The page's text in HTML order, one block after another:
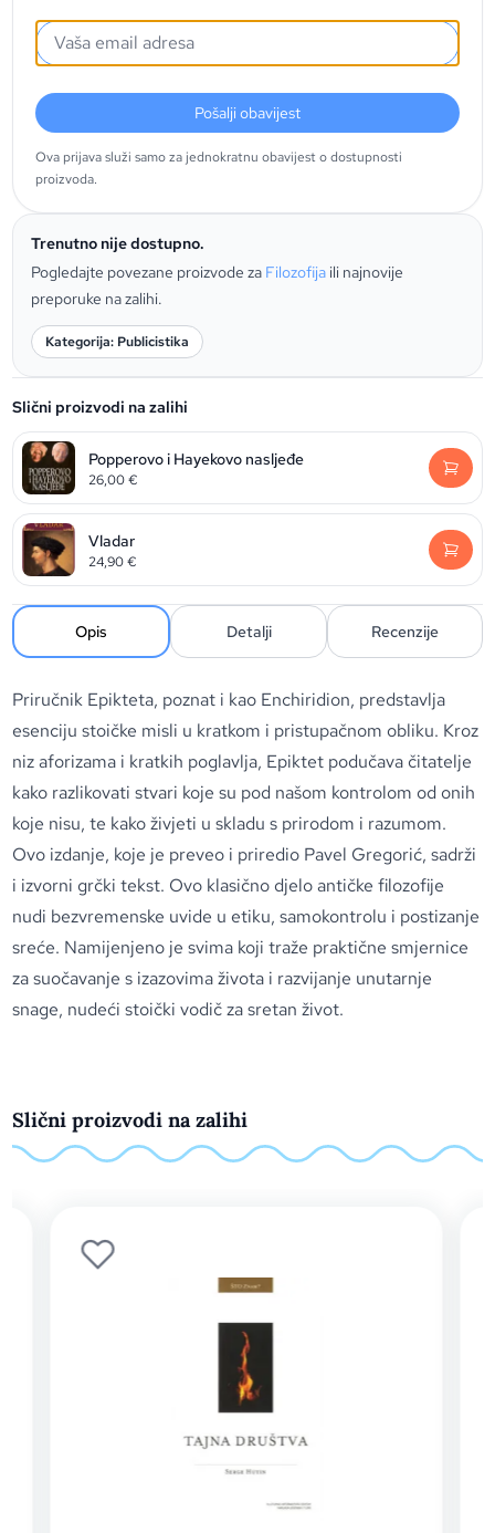
Pošalji obavijest
Ova prijava služi samo za jednokratnu obavijest o dostupnosti
proizvoda.
Trenutno nije dostupno.
Pogledajte povezane proizvode za Filozofija ili najnovije
preporuke na zalihi.
Kategorija: Publicistika
Slični proizvodi na zalihi
Popperovo i Hayekovo nasljeđe
26,00€
Vladar
24,90€
Opis Detalji Recenzije
Priručnik Epikteta, poznat i kao Enchiridion, predstavlja
esenciju stoičke misli u kratkom i pristupačnom obliku. Kroz
niz aforizama i kratkih poglavlja, Epiktet podučava čitatelje
kako razlikovati stvari koje su pod našom kontrolom od onih
koje nisu, te kako živjeti u skladu s prirodom i razumom.
Ovo izdanje, koje je preveo i priredio Pavel Gregorić, sadrži
i izvorni grčki tekst. Ovo klasično djelo antičke filozofije
nudi bezvremenske uvide u etiku, samokontrolu i postizanje
sreće. Namijenjeno je svima koji traže praktične smjernice
za suočavanje s izazovima života i razvijanje unutarnje
snage, nudeći stoički vodič za sretan život.
Slični proizvodi na zalihi